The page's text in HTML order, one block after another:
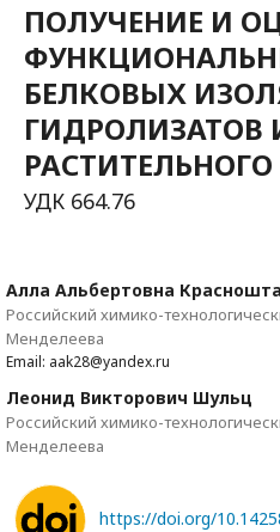
ПОЛУЧЕНИЕ И
БЕЛКОВЫХ
ГИДРОЛИЗАТОВ
УДК 664.76
Алла Альбертовна
Российский химико-
Менделеева
Email: aak28@yandex.ru
Леонид Викторович Шульц
Российский химико-
Менделеева
https://doi.org/